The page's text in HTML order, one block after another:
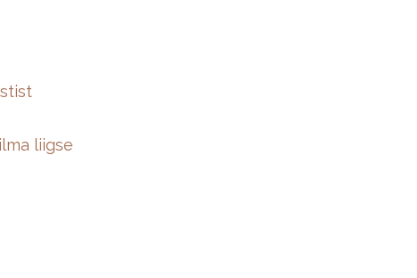
liigse